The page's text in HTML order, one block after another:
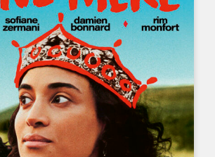
UN FILM DE
MANELE LABIDI